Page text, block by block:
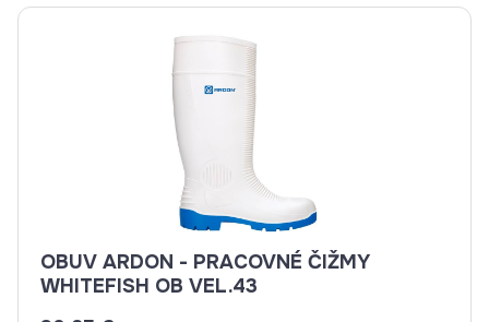
OBUV ARDON - PRACOVNÉ ČIŽMY
WHITEFISH OB VEL.43